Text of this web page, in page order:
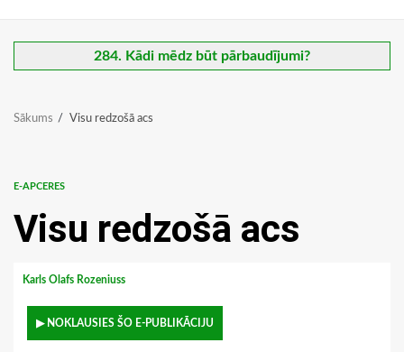
284. Kādi mēdz būt pārbaudījumi?
Sākums Visu redzošā acs
E-APCERES
Visu redzošā acs
Karls Olafs Rozeniuss
▶ NOKLAUSIES ŠO E-PUBLIKĀCIJU